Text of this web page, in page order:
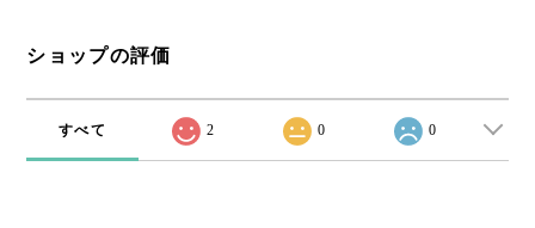
ショップの評価
すべて 2 0 0